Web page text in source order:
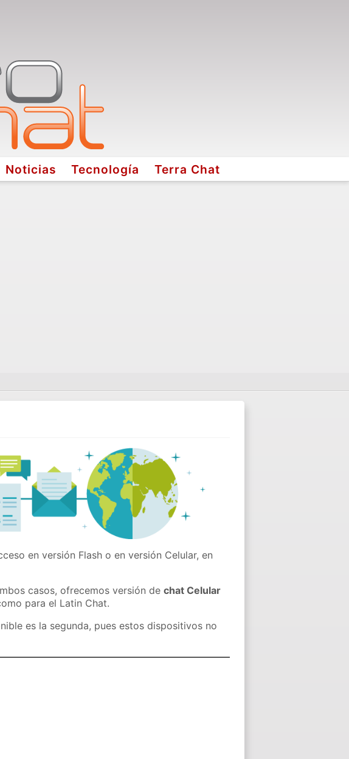
Noticias Tecnología Terra Chat
en versión Flash o en versión Celular, en
casos, ofrecemos versión dechat Celular
para el Latin Chat.
es la segunda, pues estos dispositivos no